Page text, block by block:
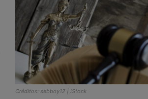
Créditos: sebboy12 | iStock